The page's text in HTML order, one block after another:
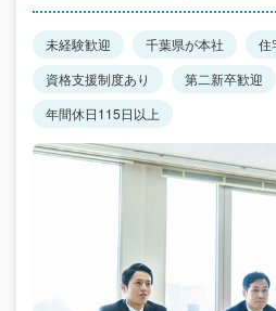
未経験歓迎 千葉県が本社
住
資格支援制度あり
第二新卒歓迎
年間休日115日以上